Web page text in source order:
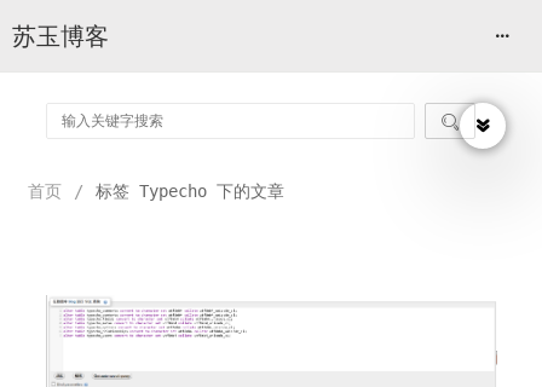
苏玉博客

首页 / 标签 Typecho 下的文章